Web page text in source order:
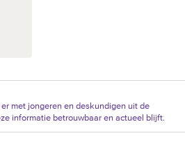
met jongeren en deskundigen uit de
informatie betrouwbaar en actueel blijft.